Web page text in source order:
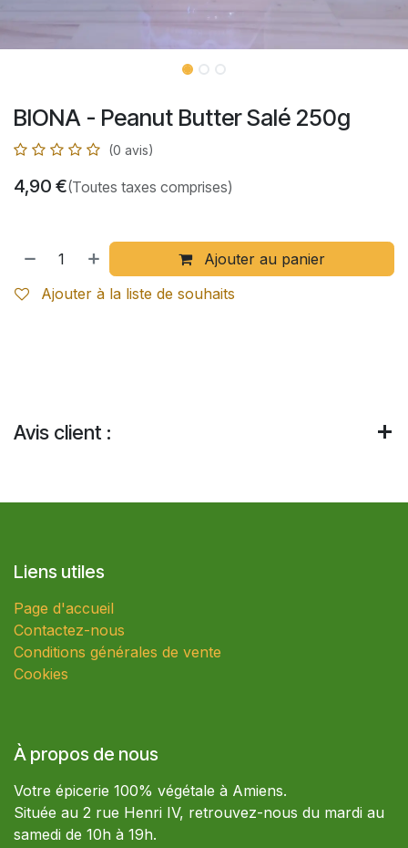
BIONA - Peanut Butter Salé 250g
(0 avis)
4,90 €(Toutes taxes comprises)
Ajouter au panier
Ajouter à la liste de souhaits
Avis client :
Liens utiles
Page d'accueil
Contactez-nous
Conditions générales de vente
Cookies
À propos de nous
Votre épicerie 100% végétale à Amiens.
Située au 2 rue Henri IV, retrouvez-nous du mardi au
samedi de 10h à 19h.